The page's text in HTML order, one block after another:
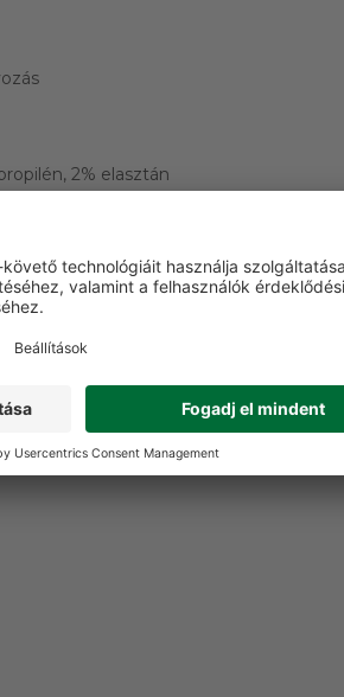
2% elasztán
VÉLEMÉNYEK
nem értékelte. Legyen Ön az
Vélemény írása